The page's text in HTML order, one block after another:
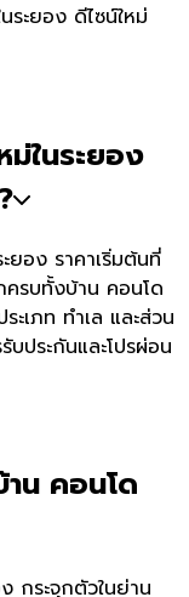
ระยอง ดีไซน์ใหม่
ม่ในระยอง
ยอง ราคาเริ่มต้นที่
ครบทั้งบ้าน คอนโด
ะเภท ทำเล และส่วน
ประกันและโปรผ่อน
าน คอนโด
กระจุกตัวในย่าน